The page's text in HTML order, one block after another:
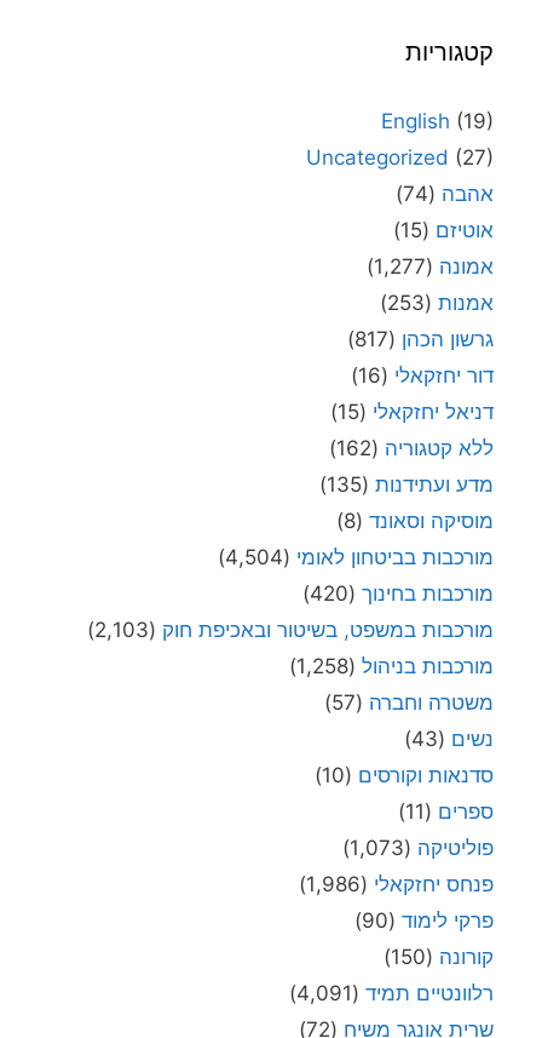
קטגוריות
English (19)
Uncategorized (27)
אהבה (74)
אוטיזם (15)
אמונה (1,277)
אמנות (253)
גרשון הכהן (817)
דור יחזקאלי (16)
דניאל יחזקאלי (15)
ללא קטגוריה (162)
מדע ועתידנות (135)
מוסיקה וסאונד (8)
מורכבות בביטחון לאומי (4,504)
מורכבות בחינוך (420)
מורכבות במשפט, בשיטור ובאכיפת חוק (2,103)
מורכבות בניהול (1,258)
משטרה וחברה (57)
נשים (43)
סדנאות וקורסים (10)
ספרים (11)
פוליטיקה (1,073)
פנחס יחזקאלי (1,986)
פרקי לימוד (90)
קורונה (150)
רלוונטיים תמיד (4,091)
שרית אונגר משיח (72)